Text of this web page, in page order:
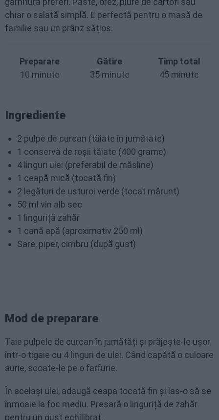
chiar o salată simplă. E perfectă pentru o masă de
familie sau un prânz sățios.
Preparare
10 minute
Gătire
35 minute
Timp total
45 minute
Ingrediente
2 pulpe de curcan (tăiate în jumătate)
1 conservă de roșii tăiate (400 grame)
4 linguri ulei (preferabil de măsline)
1 ceapă mică (tocată fin)
2 legături de usturoi verde (tocat mărunt)
50 ml vin alb sec
1 linguriță zahăr
1 cană apă (aproximativ 250 ml)
Sare, piper, cimbru (după gust)
Mod de preparare
Taie pulpele de curcan în jumătăți și prăjește-le ușor
într-o tigaie cu 4 linguri de ulei. Când capătă o culoare
aurie, scoate-le pe o farfurie.
În același ulei, adaugă ceapa tocată fin și las-o să se
înmoaie la foc mediu. Presară o linguriță de zahăr
pentru un gust echilibrat.